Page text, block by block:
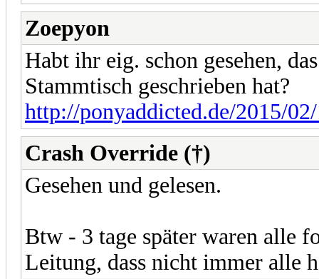
Zoepyon
Habt ihr eig. schon gesehen,
Stammtisch geschrieben hat?
http://ponyaddicted.de/2015/
Crash Override (†)
Gesehen und gelesen.
Btw - 3 tage später waren alle
Leitung, dass nicht immer alle